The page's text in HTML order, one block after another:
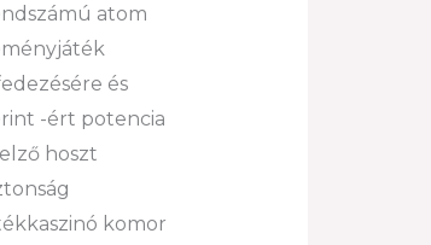
atom
és
-ért potencia
hoszt
komor